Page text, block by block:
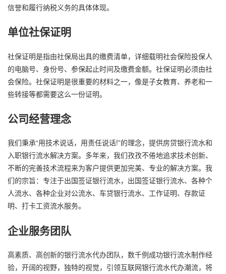
信誉和履行纳税义务的具体体现。
单位社保证明
社保证明是指由社保局出具的缴费清单，详细载明社会保险投保人
的电脑号、身份号、参保起止时间及缴费金额。社保证明必须由社
会保险。社保证明是很重要的材料之一，像是子女教育、养老和一
些转接等都需要这么一份证明。
公司经营理念
我们秉承“用技术说话，用责任说话!”的理念，提供房贷银行流水和
入职银行流水解决方案。多年来，我们孜孜不倦地追求技术创新、
不断的完善技术流程来为客户提供更加完美、专业的解决方案。我
们的宗旨：专注于出国签证银行流水，出国签证银行流水、各种个
人流水、各种企业对公流水、车贷银行流水、工作证明、存款证
明、打卡工资流水服务。
企业服务团队
高素质、高创新的银行流水代办团队，数千例成功银行流水制作经
验，开阔的视野，独特的视觉，引领互联网银行流水代办潮流，将